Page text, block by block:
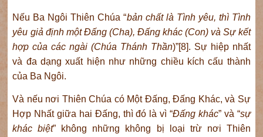
Nếu Ba Ngôi Thiên Chúa “bản chất là Tình yêu, thì Tình
yêu giả định một Đấng (Cha), Đấng khác (Con) và Sự kết
hợp của các ngài (Chúa Thánh Thần)”[8]. Sự hiệp nhất
và đa dạng xuất hiện như những chiều kích cấu thành
của Ba Ngôi.
Và nếu nơi Thiên Chúa có Một Đấng, Đấng Khác, và Sự
Hợp Nhất giữa hai Đấng, thì đó là vì “Đấng khác” và “sự
khác biệt” không những không bị loại trừ nơi Thiên